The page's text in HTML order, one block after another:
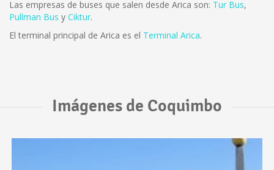
Las empresas de buses que salen desde Arica son: Tur Bus,
Pullman Bus y Ciktur.
El terminal principal de Arica es el Terminal Arica.
Imágenes de Coquimbo